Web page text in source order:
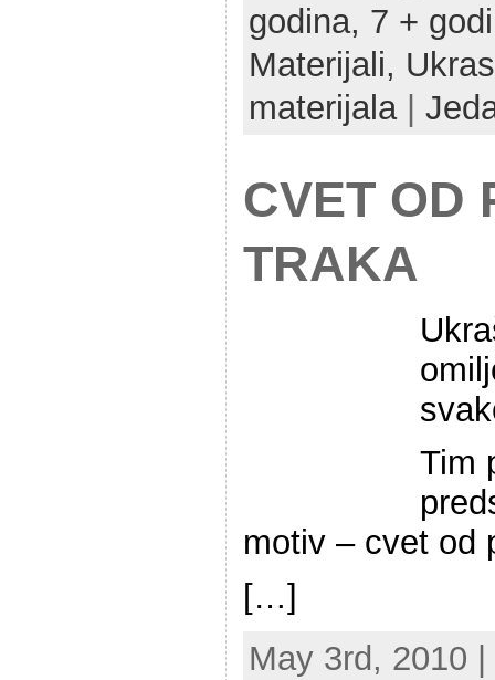
godina, 7 +
Materijali,
materijala|
CVET OD
TRAKA
Tim
motiv – cvet od
[…]
May 3rd, 2010